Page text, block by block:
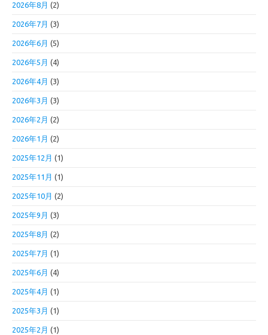
2026年8月 (2)
2026年7月 (3)
2026年6月 (5)
2026年5月 (4)
2026年4月 (3)
2026年3月 (3)
2026年2月 (2)
2026年1月 (2)
2025年12月 (1)
2025年11月 (1)
2025年10月 (2)
2025年9月 (3)
2025年8月 (2)
2025年7月 (1)
2025年6月 (4)
2025年4月 (1)
2025年3月 (1)
2025年2月 (1)